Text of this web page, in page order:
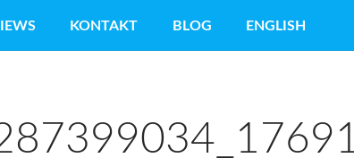
KONTAKT BLOG ENGLISH